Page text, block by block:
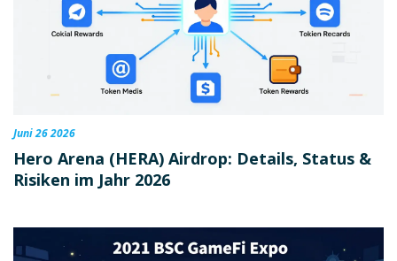
Juni 26 2026
Hero Arena (HERA) Airdrop: Details, Status &
Risiken im Jahr 2026